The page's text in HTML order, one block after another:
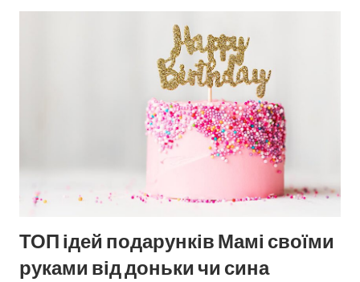
ТОП ідей подарунків Мамі своїми
руками від доньки чи сина